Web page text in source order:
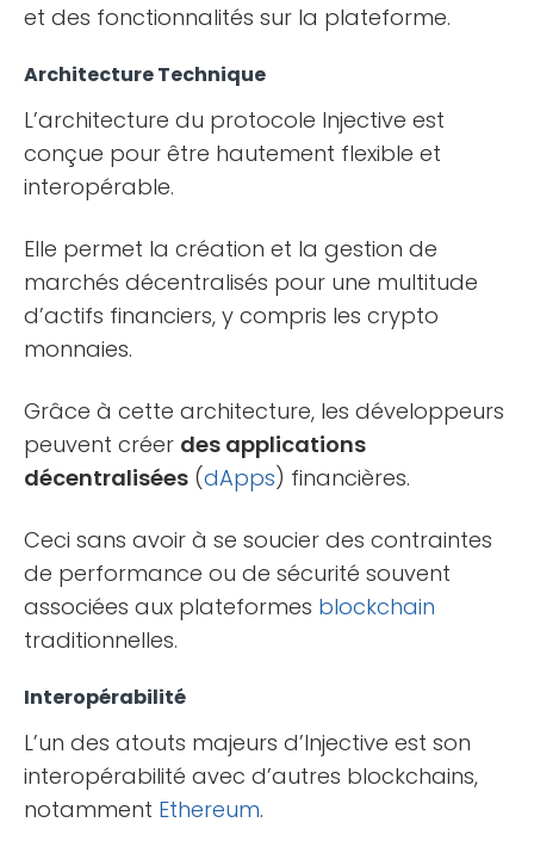
et des fonctionnalités sur la plateforme.
Architecture Technique
L’architecture du protocole Injective est
conçue pour être hautement flexible et
interopérable.
Elle permet la création et la gestion de
marchés décentralisés pour une multitude
d’actifs financiers, y compris les crypto
monnaies.
Grâce à cette architecture, les développeurs
peuvent créer des applications
décentralisées (dApps) financières.
Ceci sans avoir à se soucier des contraintes
de performance ou de sécurité souvent
associées aux plateformes blockchain
traditionnelles.
Interopérabilité
L’un des atouts majeurs d’Injective est son
interopérabilité avec d’autres blockchains,
notamment Ethereum.